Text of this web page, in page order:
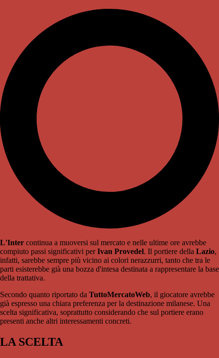
L'Inter continua a muoversi sul mercato e nelle ultime ore avrebbe
compiuto passi significativi perIvan Provedel. Il portiere della Lazio,
infatti, sarebbe sempre più vicino ai colori nerazzurri, tanto che tra le
parti esisterebbe già una bozza d'intesa destinata a rappresentare la base
della trattativa.
Secondo quanto riportato da TuttoMercatoWeb, il giocatore avrebbe
già espresso una chiara preferenza per la destinazione milanese. Una
scelta significativa, soprattutto considerando che sul portiere erano
presenti anche altri interessamenti concreti.
LA SCELTA